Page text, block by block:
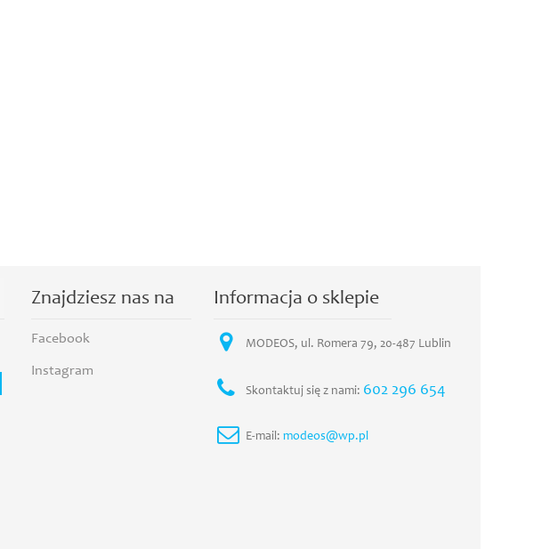
Znajdziesz nas na
Facebook
Instagram
Informacja o sklepie
MODEOS, ul. Romera 79, 20-487 Lublin
Skontaktuj się z nami: 602 296 654
E-mail: modeos@wp.pl